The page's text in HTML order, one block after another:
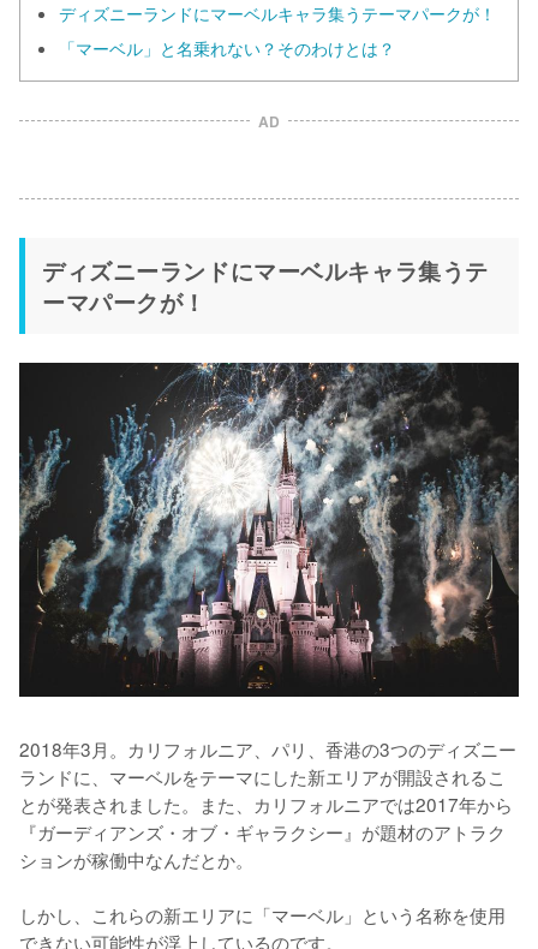
ディズニーランドにマーベルキャラ集うテーマパークが！
「マーベル」と名乗れない？そのわけとは？
AD
ディズニーランドにマーベルキャラ集うテ
ーマパークが！
2018年3月。カリフォルニア、パリ、香港の3つのディズニー
ランドに、マーベルをテーマにした新エリアが開設されるこ
とが発表されました。また、カリフォルニアでは2017年から
『ガーディアンズ・オブ・ギャラクシー』が題材のアトラク
ションが稼働中なんだとか。
しかし、これらの新エリアに「マーベル」という名称を使用
できない可能性が浮上しているのです。